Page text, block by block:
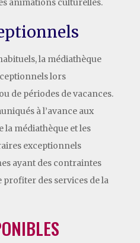
animations culturelles.
la médiathèque
lors
de périodes de vacances.
à l’avance aux
la médiathèque et les
exceptionnels
ayant des contraintes
des services de la